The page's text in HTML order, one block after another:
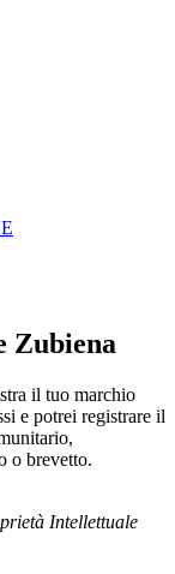
Zubiena
il tuo marchio
e potrei registrare il
o brevetto.
Intellettuale